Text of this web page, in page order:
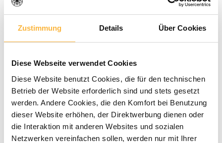
Zustimmung Details Über Cookies
Diese Webseite verwendet Cookies
Diese Website benutzt Cookies, die für den technischen
Betrieb der Website erforderlich sind und stets gesetzt
werden. Andere Cookies, die den Komfort bei Benutzung
dieser Website erhöhen, der Direktwerbung dienen oder
die Interaktion mit anderen Websites und sozialen
Netzwerken vereinfachen sollen, werden nur mit Ihrer
Preise inkl. MwSt. zzgl. Versandkosten
Verfügbar in der angegebenen Lieferzeit